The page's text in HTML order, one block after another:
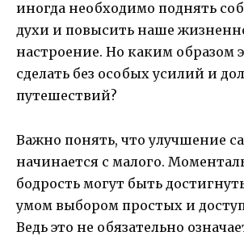
иногда необходимо поднять
духи и повысить наше
настроение. Но каким образом
сделать без особых усилий и
путешествий?
Важно понять, что улучшение
начинается с малого.
бодрость могут быть
умом выбором простых и
Ведь это не обязательно